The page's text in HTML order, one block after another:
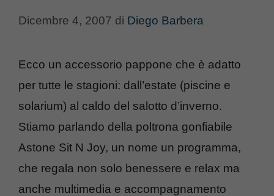
Dicembre 4, 2007 di Diego Barbera
Ecco un accessorio pappone che è adatto
per tutte le stagioni: dall’estate (piscine e
solarium) al caldo del salotto d’inverno.
Stiamo parlando della poltrona gonfiabile
Astone Sit N Joy, un nome un programma,
che regala non solo benessere e relax ma
anche multimedia e accompagnamento